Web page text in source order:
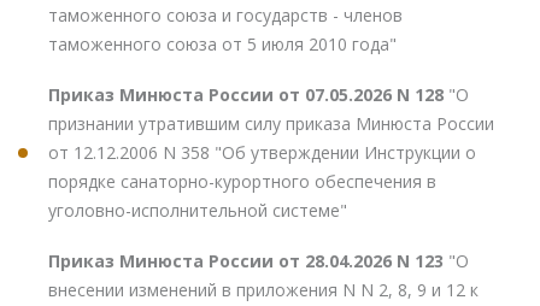
таможенного союза и государств - членов
таможенного союза от 5 июля 2010 года"
Приказ Минюста России от 07.05.2026 N 128 "О
признании утратившим силу приказа Минюста России
от 12.12.2006 N 358 "Об утверждении Инструкции о
порядке санаторно-курортного обеспечения в
уголовно-исполнительной системе"
Приказ Минюста России от 28.04.2026 N 123 "О
внесении изменений в приложения N N 2, 8, 9 и 12 к